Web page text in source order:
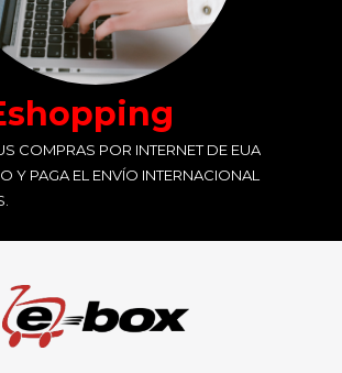
COMPRAS POR INTERNET DE EUA
Y PAGA EL ENVÍO INTERNACIONAL